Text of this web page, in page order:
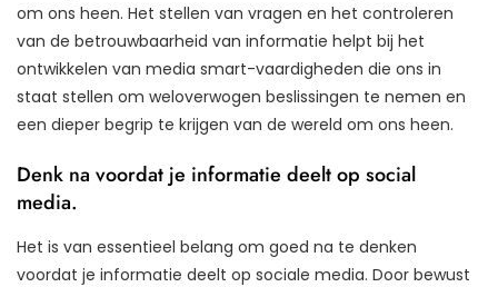
om ons heen. Het stellen van vragen en het controleren
van de betrouwbaarheid van informatie helpt bij het
ontwikkelen van media smart-vaardigheden die ons in
staat stellen om weloverwogen beslissingen te nemen en
een dieper begrip te krijgen van de wereld om ons heen.
Denk na voordat je informatie deelt op social
media.
Het is van essentieel belang om goed na te denken
voordat je informatie deelt op sociale media. Door bewust